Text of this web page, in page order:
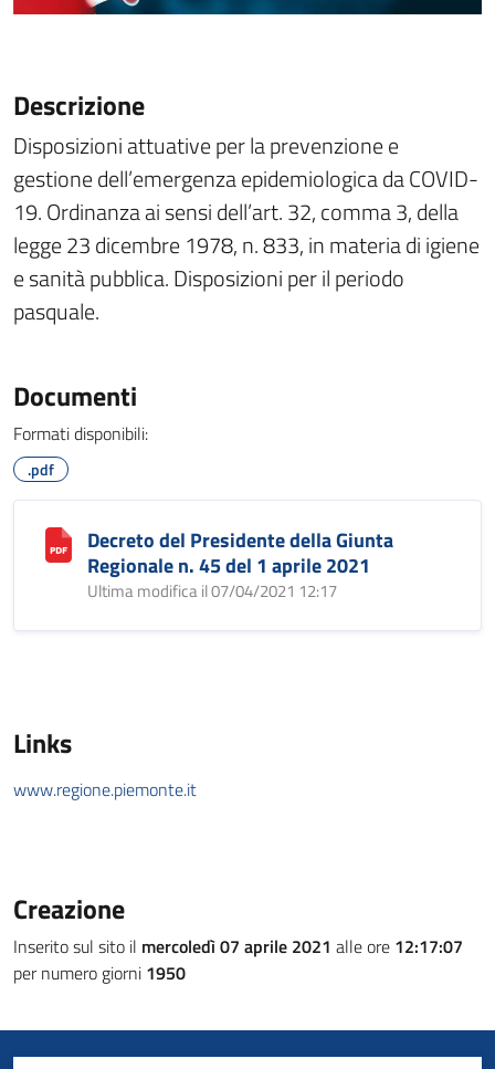
Descrizione
Disposizioni attuative per la prevenzione e
gestione dell’emergenza epidemiologica da COVID-
19. Ordinanza ai sensi dell’art. 32, comma 3, della
legge 23 dicembre 1978, n. 833, in materia di igiene
e sanità pubblica. Disposizioni per il periodo
pasquale.
Documenti
Formati disponibili:
.pdf
Decreto del Presidente della Giunta
Regionale n. 45 del 1 aprile 2021
Ultima modifica il 07/04/2021 12:17
Links
www.regione.piemonte.it
Creazione
Inserito sul sito il mercoledì 07 aprile 2021 alle ore 12:17:07
per numero giorni 1950